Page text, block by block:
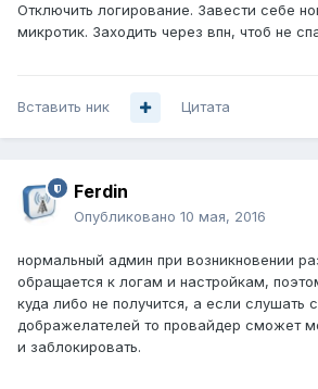
Отключить логирование. Завести себе
микротик. Заходить через впн, чтоб не
Вставить ник Цитата
Ferdin
Опубликовано 10 мая, 2016
нормальный админ при возникновении
обращается к логам и настройкам,
куда либо не получится, а если слушать
дображелателей то провайдер сможет
и заблокировать.